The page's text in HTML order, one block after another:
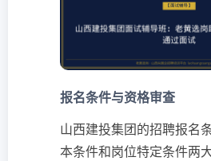
报名条件与资格审查
山西建投集团的招聘报名
本条件和岗位特定条件两